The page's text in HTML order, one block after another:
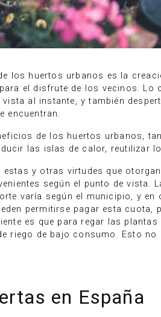
los huertos urbanos es la
el disfrute de los vecinos.
vista al instante, y también
encuentran.
de los huertos urbanos,
las islas de calor, reutilizar
y otras virtudes que
según el punto de vista.
varía según el municipio, y
permitirse pagar esta
es que para regar las
riego de bajo consumo. Esto
en España